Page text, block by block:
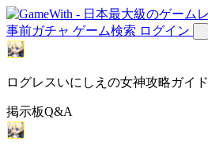
事前ガチャ ゲーム検索 ログイン
ログレスいにしえの女神攻略ガイド
掲示板Q&A